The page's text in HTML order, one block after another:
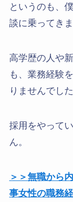
というのも、
談に乗ってきま
高学歴の人や
も、業務経験
りませんでした
採用をやって
ん。
＞＞無職から
事女性の職務